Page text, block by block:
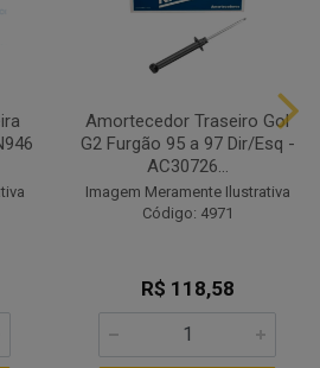
Amortecedor Traseiro Gol
G2 Furgão 95 a 97 Dir/Esq -
AC30726...
Imagem Meramente Ilustrativa
Código: 4971
R$ 118,58